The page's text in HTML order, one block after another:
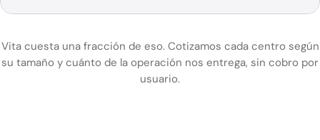
Vita cuesta una fracción de eso. Cotizamos cada centro según
su tamaño y cuánto de la operación nos entrega, sin cobro por
usuario.